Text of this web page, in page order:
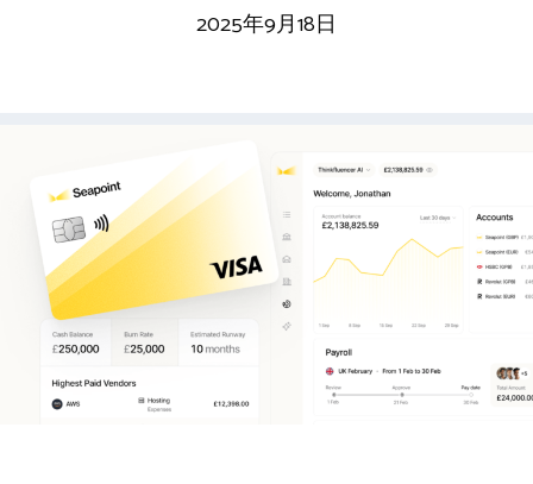
2025年9月18日